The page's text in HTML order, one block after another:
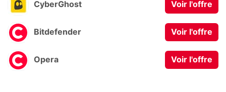
CyberGhost Voir l'offre
Bitdefender Voir l'offre
Opera Voir l'offre